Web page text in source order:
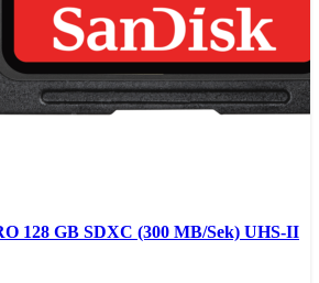
128 GB SDXC (300 MB/Sek) UHS-II